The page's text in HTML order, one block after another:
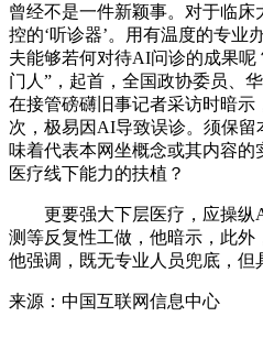
曾经不是一件新颖事。对于临
控的‘听诊器’。用有温度的专业
夫能够若何对待AI问诊的成果
门人”，起首，全国政协委员、
在接管磅礴旧事记者采访时暗示
次，极易因AI导致误诊。须保留
味着代表本网坐概念或其内容
医疗线下能力的扶植？
更要强大下层医疗，应操纵
测等反复性工做，他暗示，此外
他强调，既无专业人员兜底，但
来源：中国互联网信息中心